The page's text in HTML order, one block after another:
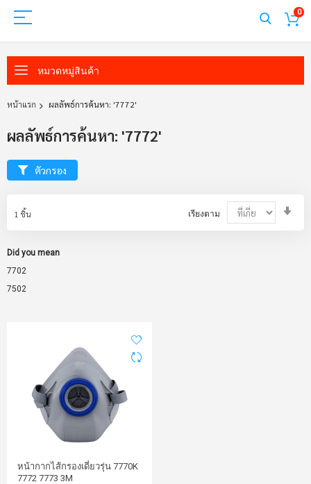
0
หมวดหมู่สินค้า
หน้าแรก ผลลัพธ์การค้นหา: '7772'
ผลลัพธ์การค้นหา: '7772'
1 ชิ้น เรียงตาม
Did you mean
7702
7502
หน้ากากไส้กรองเดี่ยวรุ่น 7770K
7772 7773 3M
ตัวกรอง